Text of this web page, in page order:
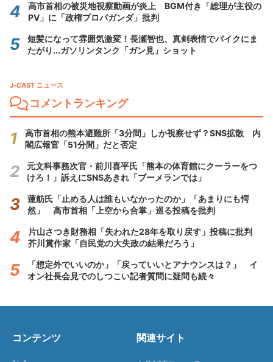
高市首相の被災地視察動画が炎上 BGM付き「総理が主役の
PV」に「政権プロパガンダ」批判
短髪になって雰囲気激変！長瀬智也、真剣表情でバイクにま
たがり...ガソリンタンク「ガン見」ショット
J-CAST ニュース
コメントランキング
高市首相の熊本避難所「3分間」しか視察せず？SNS拡散 内
閣広報官「51分間」だと否定
元文科事務次官・前川喜平氏「熊本の体育館にクーラーをつ
けろ！」訴えにSNSあきれ「ブーメランでは」
蓮舫氏「止める人は誰もいなかったのか」「あまりにも愕
然」 高市首相「上空から合掌」巡る投稿を批判
片山さつき財務相「失われた28年を取り戻す」投稿に批判
芥川賞作家「自民党の大失政の結果だろう」
「想定外でいいのか」「戻っていいとアナウンスは？」 イ
オン社長会見でのしつこい記者質問に疑問も続々
コンテンツ 関連サイト